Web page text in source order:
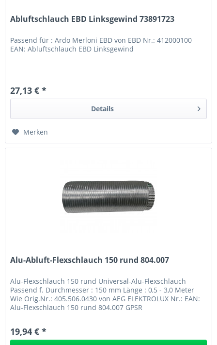
Abluftschlauch EBD Linksgewind 73891723
Passend für : Ardo Merloni EBD von EBD Nr.: 412000100
EAN: Abluftschlauch EBD Linksgewind
27,13 € *
Details
Merken
Alu-Abluft-Flexschlauch 150 rund 804.007
Alu-Flexschlauch 150 rund Universal-Alu-Flexschlauch
Passend f. Durchmesser : 150 mm Länge : 0,5 - 3,0 Meter
Wie Orig.Nr.: 405.506.0430 von AEG ELEKTROLUX Nr.: EAN:
Alu-Flexschlauch 150 rund 804.007 GPSR
19,94 € *